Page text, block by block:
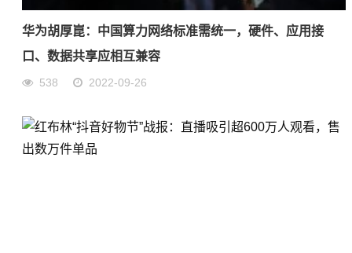
华为胡厚崑：中国算力网络标准需统一，硬件、应用接
口、数据共享应相互兼容
538 2022-09-26